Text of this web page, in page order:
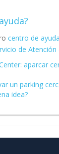
centro de ayuda
de Atención
aparcar
un parking
idea?